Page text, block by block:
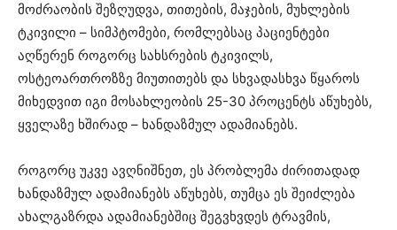
მოძრაობის შეზღუდვა, თითების, მაჯების, მუხლების
ტკივილი – სიმპტომები, რომლებსაც პაციენტები
აღწერენ როგორც სახსრების ტკივილს,
ოსტეოართროზზე მიუთითებს და სხვადასხვა წყაროს
მიხედვით იგი მოსახლეობის 25-30 პროცენტს აწუხებს,
ყველაზე ხშირად – ხანდაზმულ ადამიანებს.
როგორც უკვე ავღნიშნეთ, ეს პრობლემა ძირითადად
ხანდაზმულ ადამიანებს აწუხებს, თუმცა ეს შეიძლება
ახალგაზრდა ადამიანებშიც შეგვხვდეს ტრავმის,